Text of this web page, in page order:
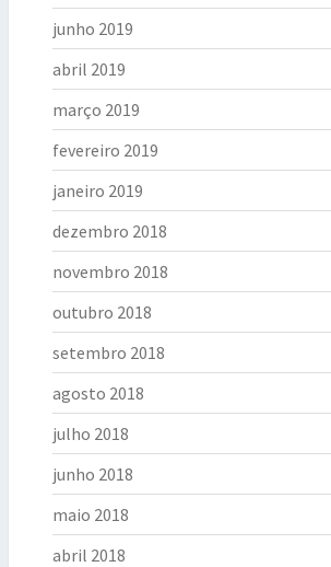
junho 2019
abril 2019
março 2019
fevereiro 2019
janeiro 2019
dezembro 2018
novembro 2018
outubro 2018
setembro 2018
agosto 2018
julho 2018
junho 2018
maio 2018
abril 2018